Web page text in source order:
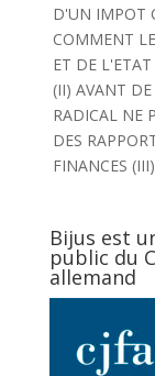
D'UN IMPOT
COMMENT
ET DE L'ETAT
(II) AVANT
RADICAL NE
DES
FINANCES
Bijus est
public du
allemand